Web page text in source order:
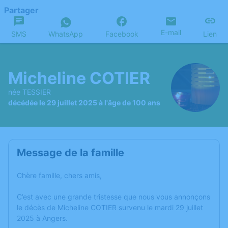
Partager
SMS WhatsApp Facebook E-mail Lien
Micheline COTIER
née TESSIER
décédée le 29 juillet 2025 à l'âge de 100 ans
Message de la famille
Chère famille, chers amis,
C’est avec une grande tristesse que nous vous annonçons
le décès de Micheline COTIER survenu le mardi 29 juillet
2025 à Angers.